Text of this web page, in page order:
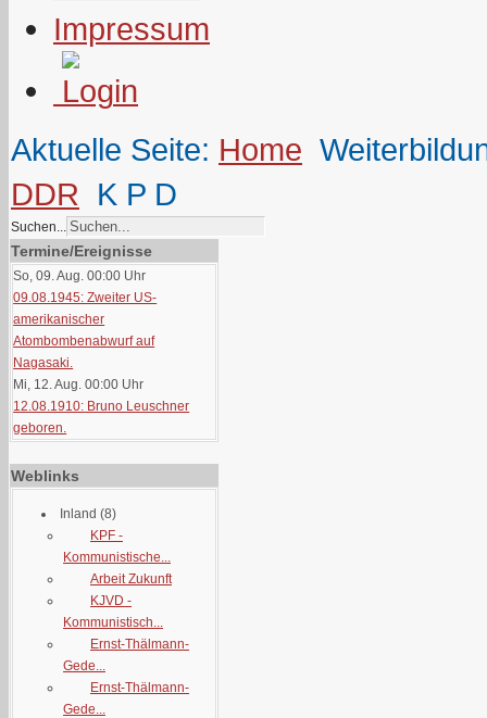
Impressum
Aktuelle Seite: Home
DDR
K P D
Suchen...
Termine/Ereignisse
So, 09. Aug. 00:00 Uhr
09.08.1945: Zweiter US-
amerikanischer
Atombombenabwurf auf
Nagasaki.
Mi, 12. Aug. 00:00 Uhr
12.08.1910: Bruno Leuschner
geboren.
Weblinks
Inland (8)
KPF -
Kommunistische...
Arbeit Zukunft
KJVD -
Kommunistisch...
Ernst-Thälmann-
Gede...
Ernst-Thälmann-
Gede...